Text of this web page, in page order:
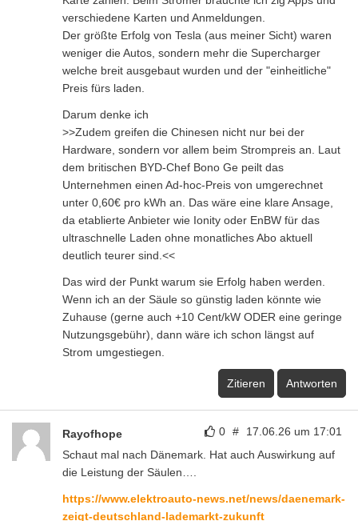
verschiedene Karten und Anmeldungen.
Der größte Erfolg von Tesla (aus meiner Sicht) waren
weniger die Autos, sondern mehr die Supercharger
welche breit ausgebaut wurden und der "einheitliche"
Preis fürs laden.
Darum denke ich
>>Zudem greifen die Chinesen nicht nur bei der
Hardware, sondern vor allem beim Strompreis an. Laut
dem britischen BYD-Chef Bono Ge peilt das
Unternehmen einen Ad-hoc-Preis von umgerechnet
unter 0,60€ pro kWh an. Das wäre eine klare Ansage,
da etablierte Anbieter wie Ionity oder EnBW für das
ultraschnelle Laden ohne monatliches Abo aktuell
deutlich teurer sind.<<
Das wird der Punkt warum sie Erfolg haben werden.
Wenn ich an der Säule so günstig laden könnte wie
Zuhause (gerne auch +10 Cent/kW ODER eine geringe
Nutzungsgebühr), dann wäre ich schon längst auf
Strom umgestiegen.
Zitieren Antworten
0 # 17.06.26 um 17:01
Rayofhope
Schaut mal nach Dänemark. Hat auch Auswirkung auf
die Leistung der Säulen….
https://www.elektroauto-news.net/news/daenemark-
zeigt-deutschland-lademarkt-zukunft